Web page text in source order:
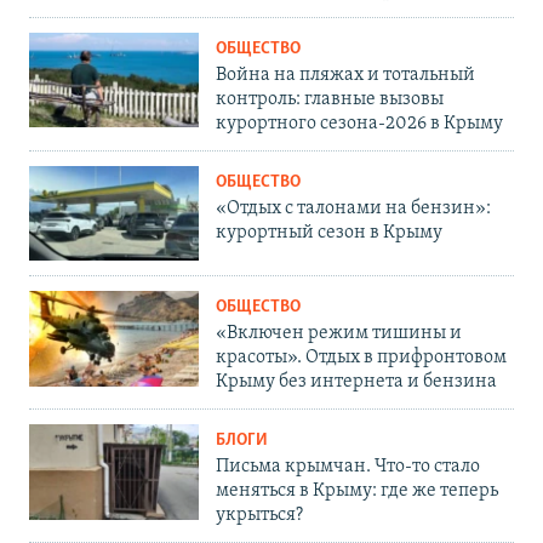
ОБЩЕСТВО
Война на пляжах и тотальный
контроль: главные вызовы
курортного сезона-2026 в Крыму
ОБЩЕСТВО
«Отдых с талонами на бензин»:
курортный сезон в Крыму
ОБЩЕСТВО
«Включен режим тишины и
красоты». Отдых в прифронтовом
Крыму без интернета и бензина
БЛОГИ
Письма крымчан. Что-то стало
меняться в Крыму: где же теперь
укрыться?